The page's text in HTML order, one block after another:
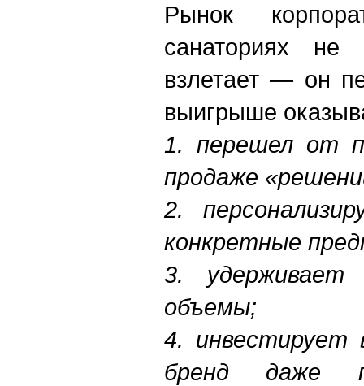
Рынок
санаториях не
взлетает — он
выигрыше
1. перешел от
продаже
2.
конкретные
3.
объемы;
4. инвестирует
бренд даже